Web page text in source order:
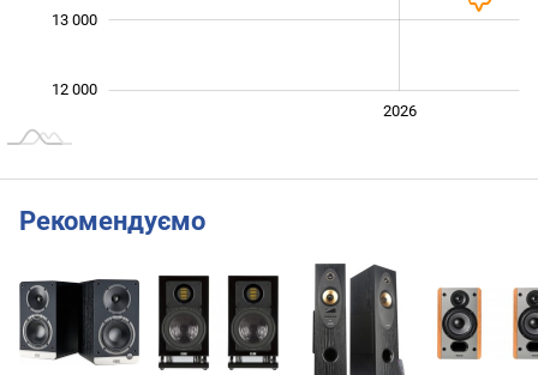
12 000
13 000
2026
Рекомендуємо